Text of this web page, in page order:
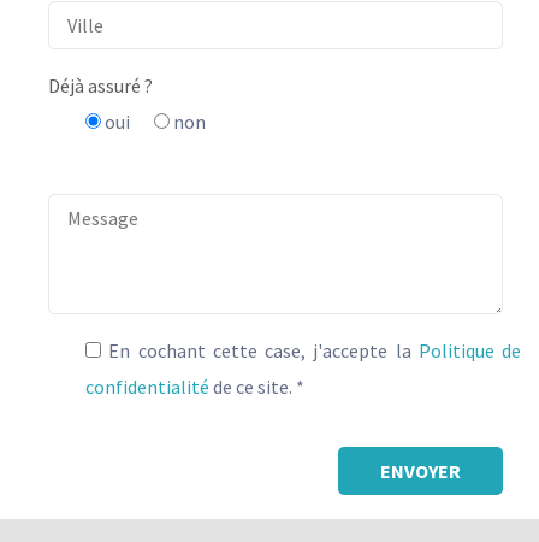
Déjà assuré ?
oui
non
En cochant cette case, j'accepte la Politique de
confidentialité de ce site. *